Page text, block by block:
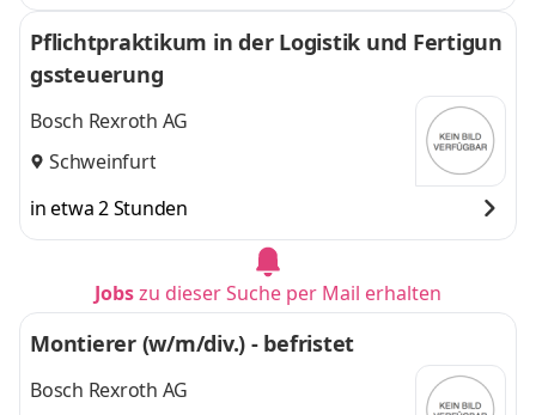
Pflichtpraktikum in der Logistik und Fertigun
gssteuerung
Bosch Rexroth AG
Schweinfurt
in etwa 2 Stunden
Jobszu dieser Suche per Mail erhalten
Montierer (w/m/div.) - befristet
Bosch Rexroth AG